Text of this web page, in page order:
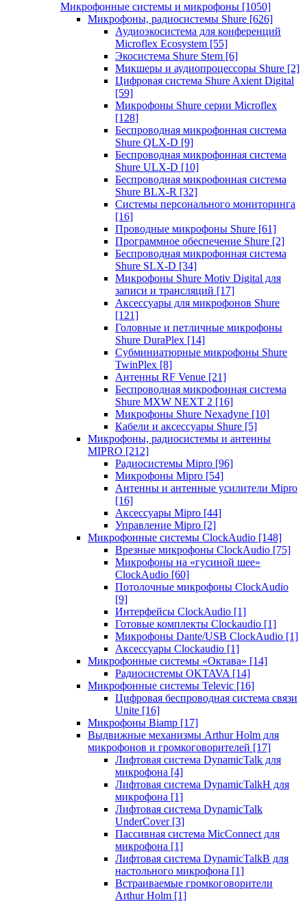
Микрофонные системы и микрофоны [1050]
Микрофоны, радиосистемы Shure [626]
Аудиоэкосистема для конференций
Microflex Ecosystem [55]
Экосистема Shure Stem [6]
Микшеры и аудиопроцессоры Shure [2]
Цифровая система Shure Axient Digital
[59]
Микрофоны Shure серии Microflex
[128]
Беспроводная микрофонная система
Shure QLX-D [9]
Беспроводная микрофонная система
Shure ULX-D [10]
Беспроводная микрофонная система
Shure BLX-R [32]
Системы персонального мониторинга
[16]
Проводные микрофоны Shure [61]
Программное обеспечение Shure [2]
Беспроводная микрофонная система
Shure SLX-D [34]
Микрофоны Shure Motiv Digital для
записи и трансляций [17]
Аксессуары для микрофонов Shure
[121]
Головные и петличные микрофоны
Shure DuraPlex [14]
Субминиатюрные микрофоны Shure
TwinPlex [8]
Антенны RF Venue [21]
Беспроводная микрофонная система
Shure MXW NEXT 2 [16]
Микрофоны Shure Nexadyne [10]
Кабели и аксессуары Shure [5]
Микрофоны, радиосистемы и антенны
MIPRO [212]
Радиосистемы Mipro [96]
Микрофоны Mipro [54]
Антенны и антенные усилители Mipro
[16]
Аксессуары Mipro [44]
Управление Mipro [2]
Микрофонные системы ClockAudio [148]
Врезные микрофоны ClockAudio [75]
Микрофоны на «гусиной шее»
ClockAudio [60]
Потолочные микрофоны ClockAudio
[9]
Интерфейсы ClockAudio [1]
Готовые комплекты Clockaudio [1]
Микрофоны Dante/USB ClockAudio [1]
Аксессуары Clockaudio [1]
Микрофонные системы «Октава» [14]
Радиосистемы OKTAVA [14]
Микрофонные системы Televic [16]
Цифровая беспроводная система связи
Unite [16]
Микрофоны Biamp [17]
Выдвижные механизмы Arthur Holm для
микрофонов и громкоговорителей [17]
Лифтовая система DynamicTalk для
микрофона [4]
Лифтовая система DynamicTalkH для
микрофона [1]
Лифтовая система DynamicTalk
UnderCover [3]
Пассивная система MicConnect для
микрофона [1]
Лифтовая система DynamicTalkB для
настольного микрофона [1]
Встраиваемые громкоговорители
Arthur Holm [1]